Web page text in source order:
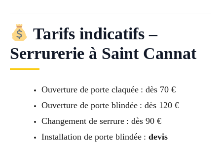
Tarifs indicatifs –
Serrurerie à Saint Cannat
Ouverture de porte claquée : dès 70 €
Ouverture de porte blindée : dès 120 €
Changement de serrure : dès 90 €
Installation de porte blindée : devis